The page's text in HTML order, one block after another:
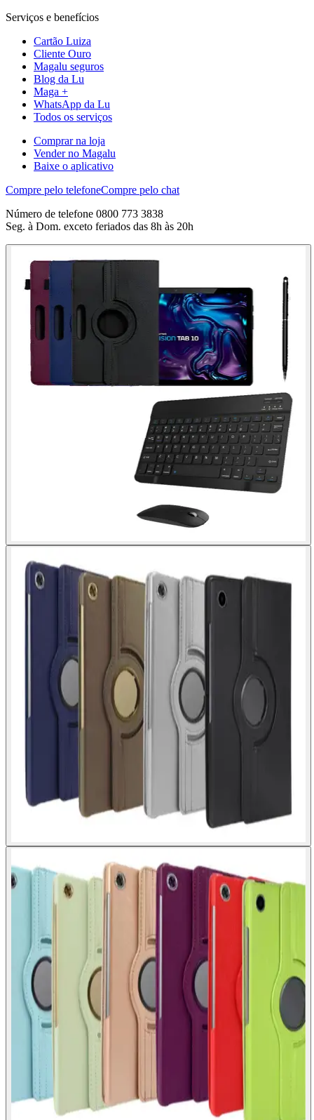
Serviços e benefícios
Cartão Luiza
Cliente Ouro
Magalu seguros
Blog da Lu
Maga +
WhatsApp da Lu
Todos os serviços
Comprar na loja
Vender no Magalu
Baixe o aplicativo
Compre pelo telefoneCompre pelo chat
Número de telefone 0800 773 3838
Seg. à Dom. exceto feriados das 8h às 20h